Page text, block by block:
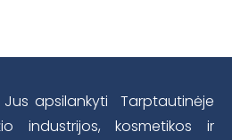
apsilankyti Tarptautinėje
industrijos, kosmetikos ir